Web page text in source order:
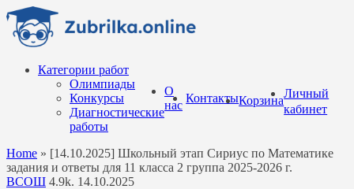
Перейти
содержанию
Категории работ
Олимпиады
Конкурсы
Диагностические
работы
О
нас
КонтактыКорзина
Личный
кабинет
Home » [14.10.2025] Школьный этап Сириус по Математике
задания и ответы для 11 класса 2 группа 2025-2026 г.
ВСОШ 4.9k. 14.10.2025